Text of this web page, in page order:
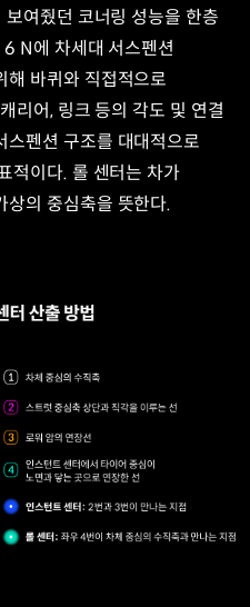
여줬던 코너링 성능을 한층
N에 차세대 서스펜션
해 바퀴와 직접적으로
리어, 링크 등의 각도 및 연결
펜션 구조를 대대적으로
적이다. 롤 센터는 차가
상의 중심축을 뜻한다.